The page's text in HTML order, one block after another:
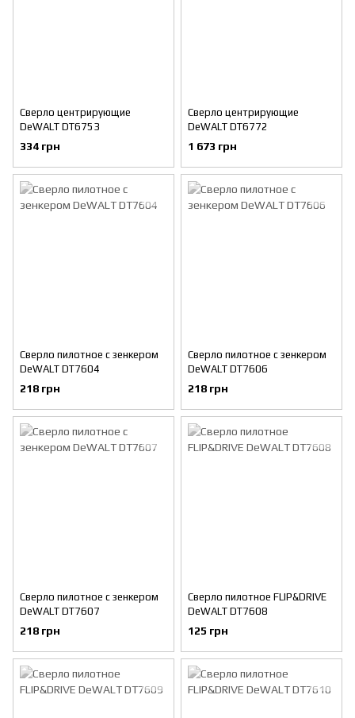
Сверло центрирующие
DeWALT DT6753
334 грн
Сверло центрирующие
DeWALT DT6772
1 673 грн
Сверло пилотное с зенкером
DeWALT DT7604
218 грн
Сверло пилотное с зенкером
DeWALT DT7606
218 грн
Сверло пилотное с зенкером
DeWALT DT7607
218 грн
Сверло пилотное FLIP&DRIVE
DeWALT DT7608
125 грн